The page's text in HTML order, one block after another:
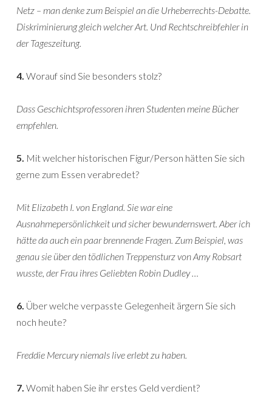
Netz – man denke zum Beispiel an die Urheberrechts-Debatte.
Diskriminierung gleich welcher Art. Und Rechtschreibfehler in
der Tageszeitung.
4. Worauf sind Sie besonders stolz?
Dass Geschichtsprofessoren ihren Studenten meine Bücher
empfehlen.
5. Mit welcher historischen Figur/Person hätten Sie sich
gerne zum Essen verabredet?
Mit Elizabeth I. von England. Sie war eine
Ausnahmepersönlichkeit und sicher bewundernswert. Aber ich
hätte da auch ein paar brennende Fragen. Zum Beispiel, was
genau sie über den tödlichen Treppensturz von Amy Robsart
wusste, der Frau ihres Geliebten Robin Dudley …
6. Über welche verpasste Gelegenheit ärgern Sie sich
noch heute?
Freddie Mercury niemals live erlebt zu haben.
7. Womit haben Sie ihr erstes Geld verdient?